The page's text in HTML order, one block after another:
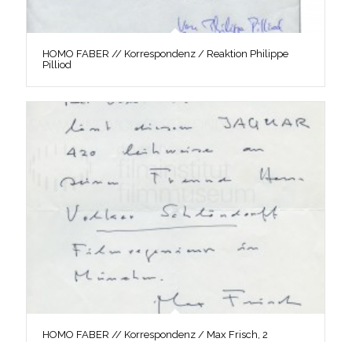
HOMO FABER // Korrespondenz / Reaktion Philippe
Pilliod
HOMO FABER // Korrespondenz / Max Frisch, 2